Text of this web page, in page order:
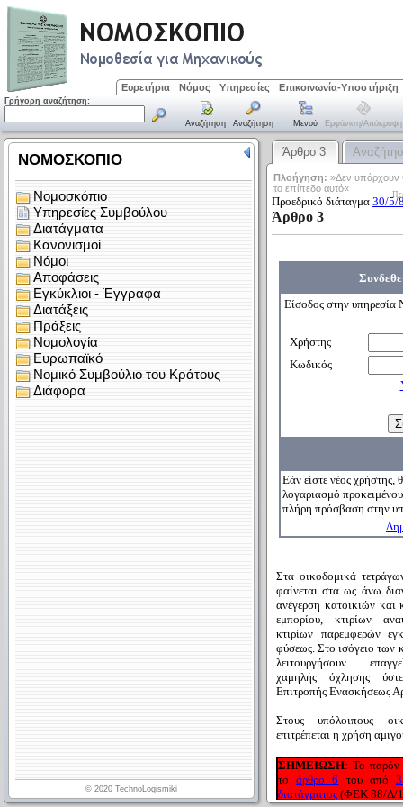
Ευρετήρια Νόμος Υπηρεσίες Επικοινωνία-Υποστήριξη
Γρήγορη αναζήτηση:
Αναζήτηση Αναζήτηση Μενού Εμφάνιση/απόκρυψη
Άρθρο 3